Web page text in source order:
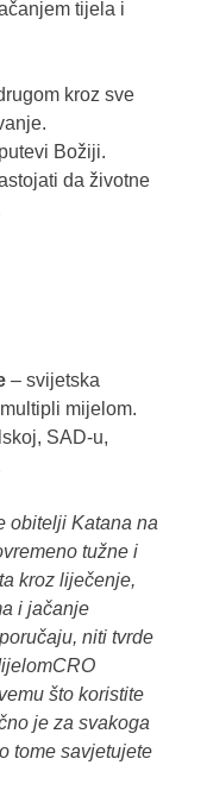
tijela i
kroz sve
Božiji.
da životne
– svijetska
mijelom.
SAD-u,
obitelji Katana na
tužne i
kroz liječenje,
i jačanje
niti tvrde
što koristite
je za svakoga
tome savjetujete